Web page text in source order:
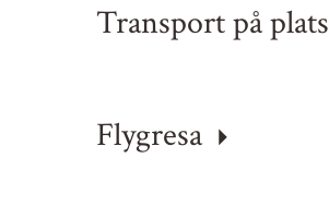
Transport på plats
Flygresa